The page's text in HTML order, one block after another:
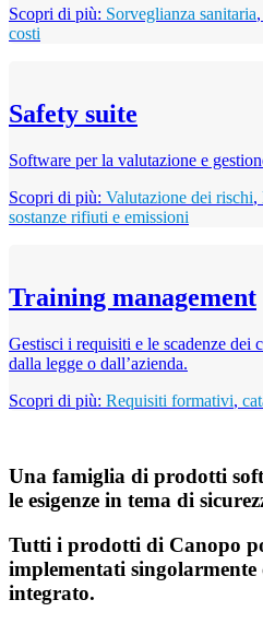
Scopri di più: Sorveglianza sanitaria,
costi
Safety suite
Software per la valutazione e
Scopri di più: Valutazione dei rischi,
sostanze rifiuti e emissioni
Training management
Gestisci i requisiti e le scadenze dei
dalla legge o dall’azienda.
Scopri di più: Requisiti formativi,
Una famiglia di prodotti
le esigenze in tema di
Tutti i prodotti di Canopo
implementati
integrato.